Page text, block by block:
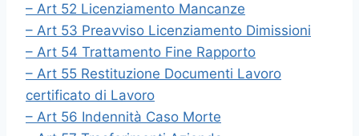
– Art 52 Licenziamento Mancanze
– Art 53 Preavviso Licenziamento Dimissioni
– Art 54 Trattamento Fine Rapporto
– Art 55 Restituzione Documenti Lavoro
certificato di Lavoro
– Art 56 Indennità Caso Morte